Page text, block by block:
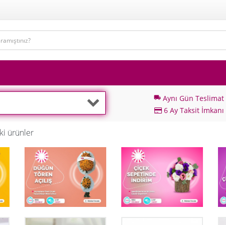
local_shipping Aynı Gün Teslimat
6 Ay Taksit İmkanı
ürünler